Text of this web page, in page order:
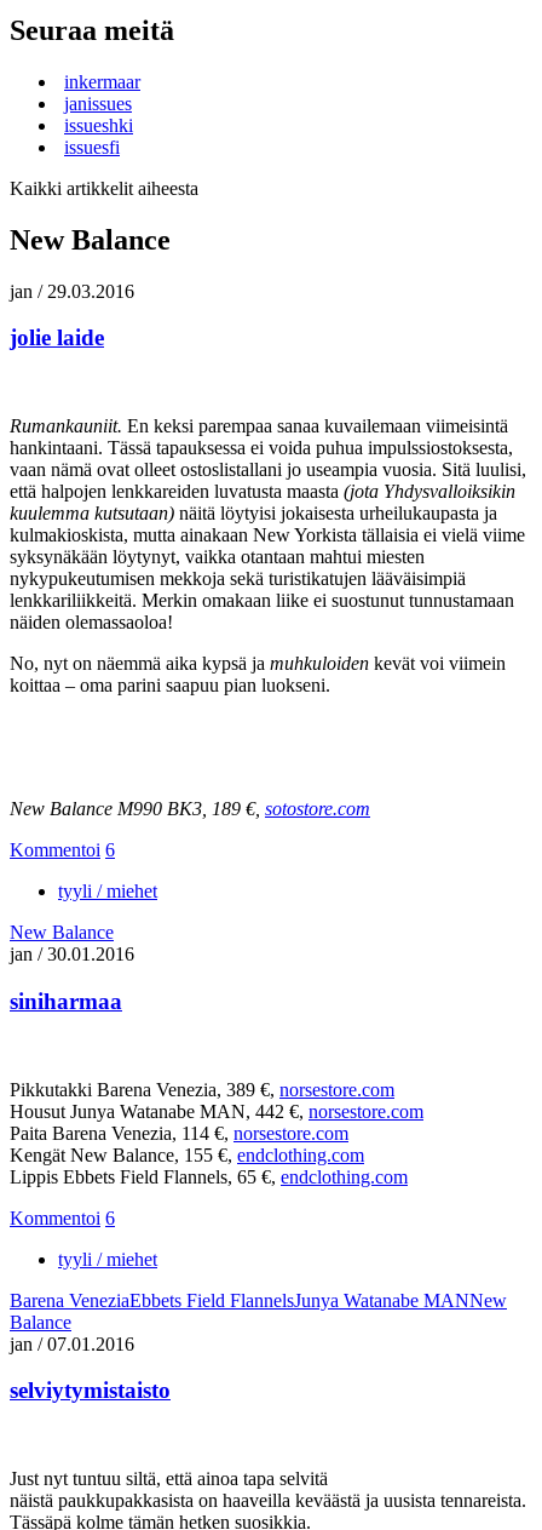
Seuraa meitä
inkermaar
janissues
issueshki
issuesfi
Kaikki artikkelit aiheesta
New Balance
jan / 29.03.2016
jolie laide
Rumankauniit. En keksi parempaa sanaa kuvailemaan viimeisintä
hankintaani. Tässä tapauksessa ei voida puhua impulssiostoksesta,
vaan nämä ovat olleet ostoslistallani jo useampia vuosia. Sitä luulisi,
että halpojen lenkkareiden luvatusta maasta (jota Yhdysvalloiksikin
kuulemma kutsutaan) näitä löytyisi jokaisesta urheilukaupasta ja
kulmakioskista, mutta ainakaan New Yorkista tällaisia ei vielä viime
syksynäkään löytynyt, vaikka otantaan mahtui miesten
nykypukeutumisen mekkoja sekä turistikatujen lääväisimpiä
lenkkariliikkeitä. Merkin omakaan liike ei suostunut tunnustamaan
näiden olemassaoloa!
No, nyt on näemmä aika kypsä ja muhkuloiden kevät voi viimein
koittaa – oma parini saapuu pian luokseni.
New Balance M990 BK3, 189 €, sotostore.com
Kommentoi 6
tyyli / miehet
New Balance
jan /30.01.2016
siniharmaa
Pikkutakki Barena Venezia, 389 €, norsestore.com
Housut Junya Watanabe MAN, 442 €, norsestore.com
Paita Barena Venezia, 114 €, norsestore.com
Kengät New Balance, 155 €, endclothing.com
Lippis Ebbets Field Flannels, 65 €, endclothing.com
Kommentoi 6
tyyli / miehet
Barena VeneziaEbbets Field FlannelsJunya Watanabe MANNew
Balance
jan /07.01.2016
selviytymistaisto
Just nyt tuntuu siltä, että ainoa tapa selvitä
näistä paukkupakkasista on haaveilla keväästä ja uusista tennareista.
Tässäpä kolme tämän hetken suosikkia.